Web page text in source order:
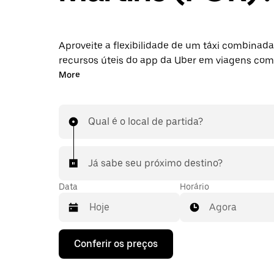
Aproveite a flexibilidade de um táxi
recursos úteis do app da Uber em viagens
destino ao aeroporto FOR. Você pode solicitar
uma viagem com partida ou destino ao
More
Qual é o local de partida?
Já sabe seu próximo destino?
Data
Pressione
seta
Horário
Agora
Conferir os preços